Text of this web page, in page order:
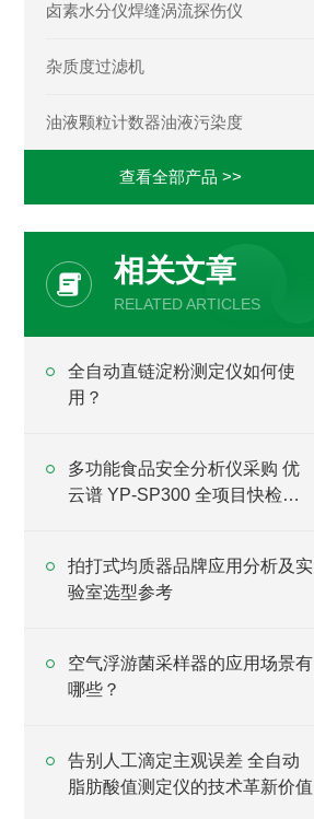
卤素水分仪焊缝涡流探伤仪
杂质度过滤机
油液颗粒计数器油液污染度
查看全部产品 >>
相关文章
RELATED ARTICLES
全自动直链淀粉测定仪如何使
用？
多功能食品安全分析仪采购 优
云谱 YP-SP300 全项目快检设
拍打式均质器品牌应用分析及实
验室选型参考
空气浮游菌采样器的应用场景有
哪些？
告别人工滴定主观误差 全自动
脂肪酸值测定仪的技术革新价值